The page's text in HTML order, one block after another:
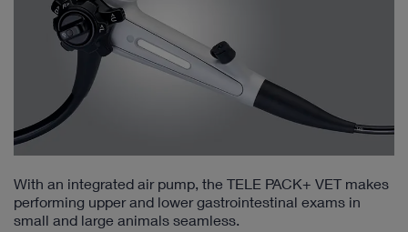
With an integrated air pump, the TELE PACK+ VET makes
performing upper and lower gastrointestinal exams in
small and large animals seamless.